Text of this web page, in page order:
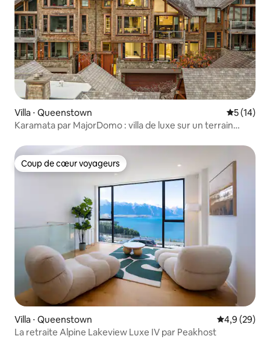
Villa ⋅ Queenstown
5 (14)
Karamata par MajorDomo : villa de luxe sur un terrain
Coup de cœur voyageurs
Coup de cœur voyageurs
Villa ⋅ Queenstown Évaluation
4,9 (29)
La retraite Alpine Lakeview Luxe IV par Peakhost